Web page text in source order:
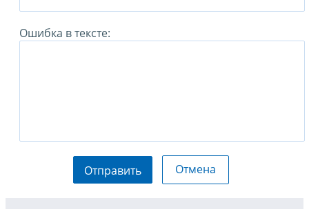
Ошибка в тексте:
Отправить Отмена